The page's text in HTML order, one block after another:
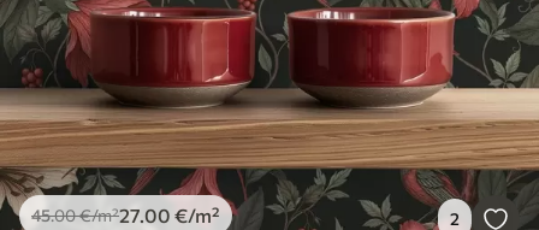
45.00€/m²27.00 €/m² 2